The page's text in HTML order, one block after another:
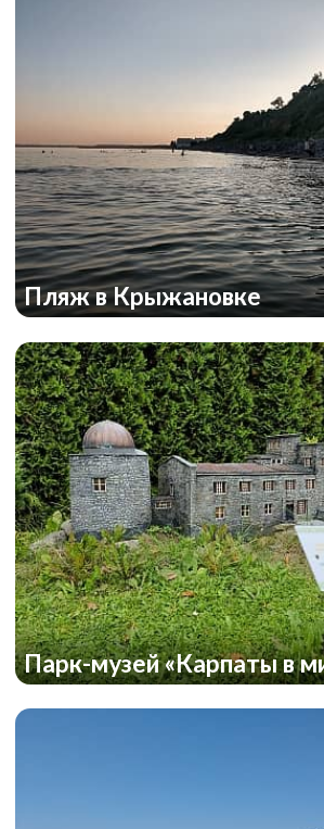
Пляж в Крыжановке
Парк-музей «Карпаты в